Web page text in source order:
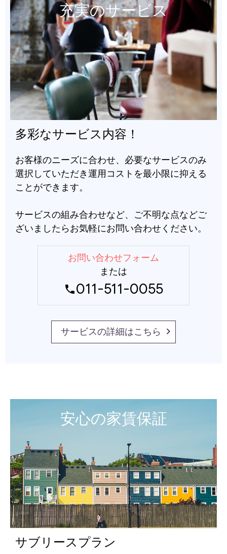
充実のサービス
多彩なサービス内容！
お客様のニーズに合わせ、必要なサービスのみ
選択していただき運用コストを最小限に抑える
ことができます。
サービスの組み合わせなど、ご不明な点などご
ざいましたらお気軽にお問い合わせください。
お問い合わせフォーム
または
phone011-511-0055
サービスの詳細はこちら
安心の家賃保証
サブリースプラン